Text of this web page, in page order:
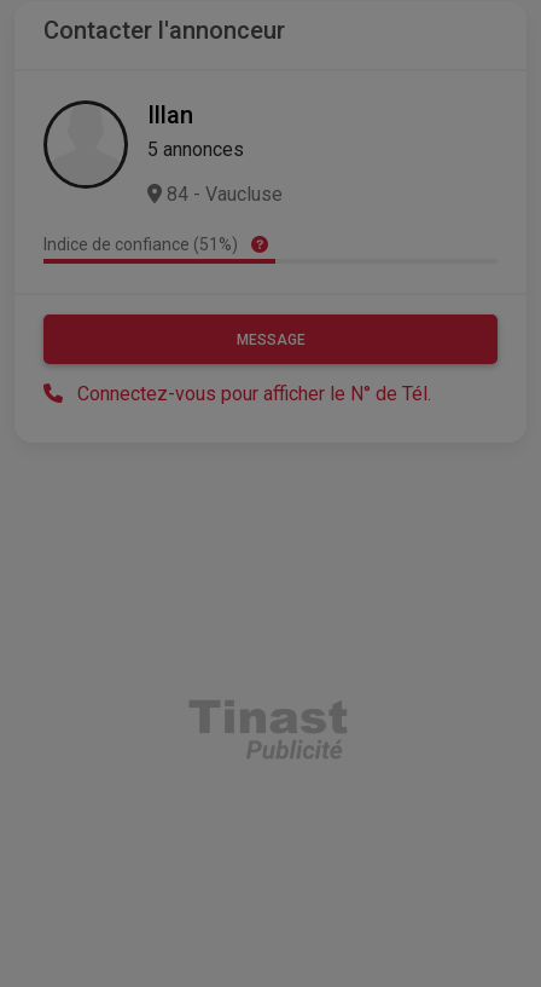
Contacter l'annonceur
Illan
5 annonces
84 - Vaucluse
Indice de confiance (51%)
MESSAGE
Connectez-vous pour afficher le N° de Tél.